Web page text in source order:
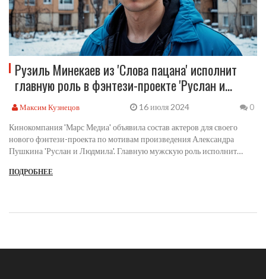
Рузиль Минекаев из 'Слова пацана' исполнит
главную роль в фэнтези-проекте 'Руслан и
Людмила'
Максим Кузнецов 16 июля 2024 0
Кинокомпания 'Марс Медиа' объявила состав актеров для своего
нового фэнтези-проекта по мотивам произведения Александра
Пушкина 'Руслан и Людмила'. Главную мужскую роль исполнит
ближайшее время ожидаются новые детали.
ПОДРОБНЕЕ